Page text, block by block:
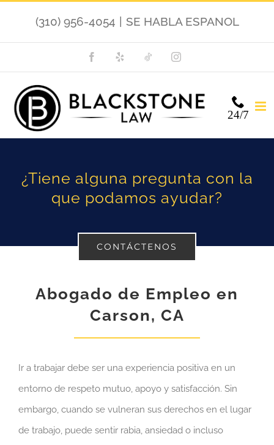
(310) 956-4054 SE HABLA ESPANOL
Facebook TikTok Instagram
24/7
¿Tiene alguna pregunta con la
que podamos ayudar?
CONTÁCTENOS
Abogado de Empleo en
Carson, CA
Ir a trabajar debe ser una experiencia positiva en un
entorno de respeto mutuo, apoyo y satisfacción. Sin
embargo, cuando se vulneran sus derechos en el lugar
de trabajo, puede sentir rabia, ansiedad o incluso